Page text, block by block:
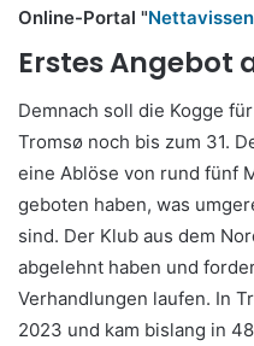
Online-Portal "Nettavissen
Erstes Angebot
Demnach soll die Kogge
Tromsø noch bis zum 31.
eine Ablöse von rund fünf
geboten haben, was
sind. Der Klub aus dem
abgelehnt haben und
Verhandlungen laufen. In
2023 und kam bislang in